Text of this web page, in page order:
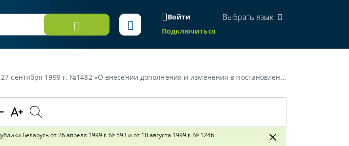
Войти
Подключиться
Выбрать язык
и изменения в постановления Совета Министров Республики Беларусь от 26 апреля 1999 г. N 593 и от 10 августа 1999 г. N 1246»
Беларусь от 26 апреля 1999 г. № 593 и от 10 августа 1999 г. № 1246